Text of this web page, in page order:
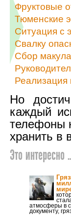
Фруктовые
Тюменские
Ситуация с
Свалку
Сбор
Реализация
Но
каждый
телефоны
хранить в
Это интересно
атмосферы в
документу,